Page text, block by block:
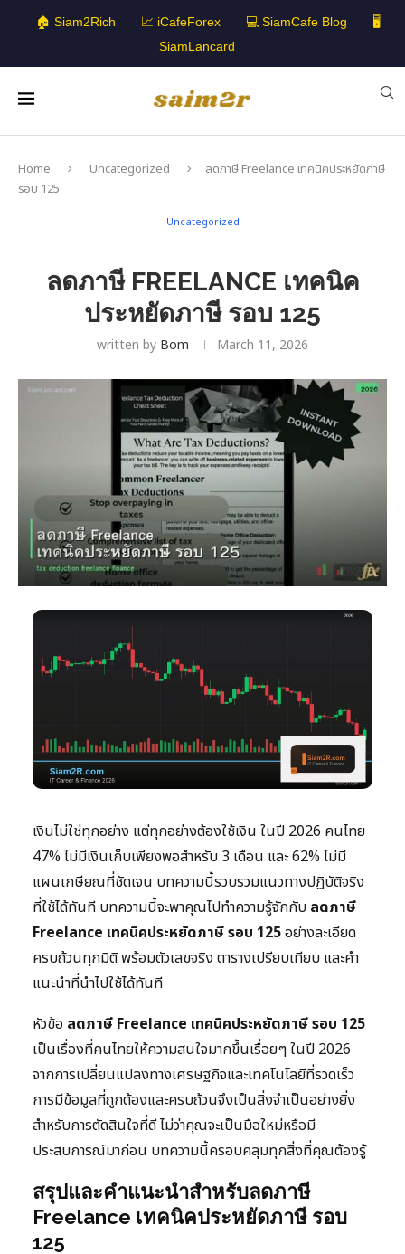
🏠 Siam2Rich 📈 iCafeForex 💻 SiamCafe Blog
🖥️
SiamLancard
Home Uncategorized
ลดภาษี Freelance เทคนิคประหยัดภาษี
รอบ 125
Uncategorized
ลดภาษี FREELANCE เทคนิค
ประหยัดภาษี รอบ 125
written by Bom March 11, 2026
เงินไม่ใช่ทุกอย่าง แต่ทุกอย่างต้องใช้เงิน ในปี 2026 คนไทย
47% ไม่มีเงินเก็บเพียงพอสำหรับ 3 เดือน และ 62% ไม่มี
แผนเกษียณที่ชัดเจน บทความนี้รวบรวมแนวทางปฏิบัติจริง
ที่ใช้ได้ทันที บทความนี้จะพาคุณไปทำความรู้จักกับ ลดภาษี
Freelance เทคนิคประหยัดภาษี รอบ 125อย่างละเอียด
ครบถ้วนทุกมิติ พร้อมตัวเลขจริง ตารางเปรียบเทียบ และคำ
แนะนำที่นำไปใช้ได้ทันที
หัวข้อ ลดภาษี Freelance เทคนิคประหยัดภาษี รอบ 125
เป็นเรื่องที่คนไทยให้ความสนใจมากขึ้นเรื่อยๆ ในปี 2026
จากการเปลี่ยนแปลงทางเศรษฐกิจและเทคโนโลยีที่รวดเร็ว
การมีข้อมูลที่ถูกต้องและครบถ้วนจึงเป็นสิ่งจำเป็นอย่างยิ่ง
สำหรับการตัดสินใจที่ดี ไม่ว่าคุณจะเป็นมือใหม่หรือมี
ประสบการณ์มาก่อน บทความนี้ครอบคลุมทุกสิ่งที่คุณต้องรู้
สรุปและคำแนะนำสำหรับลดภาษี
Freelance เทคนิคประหยัดภาษี รอบ
125